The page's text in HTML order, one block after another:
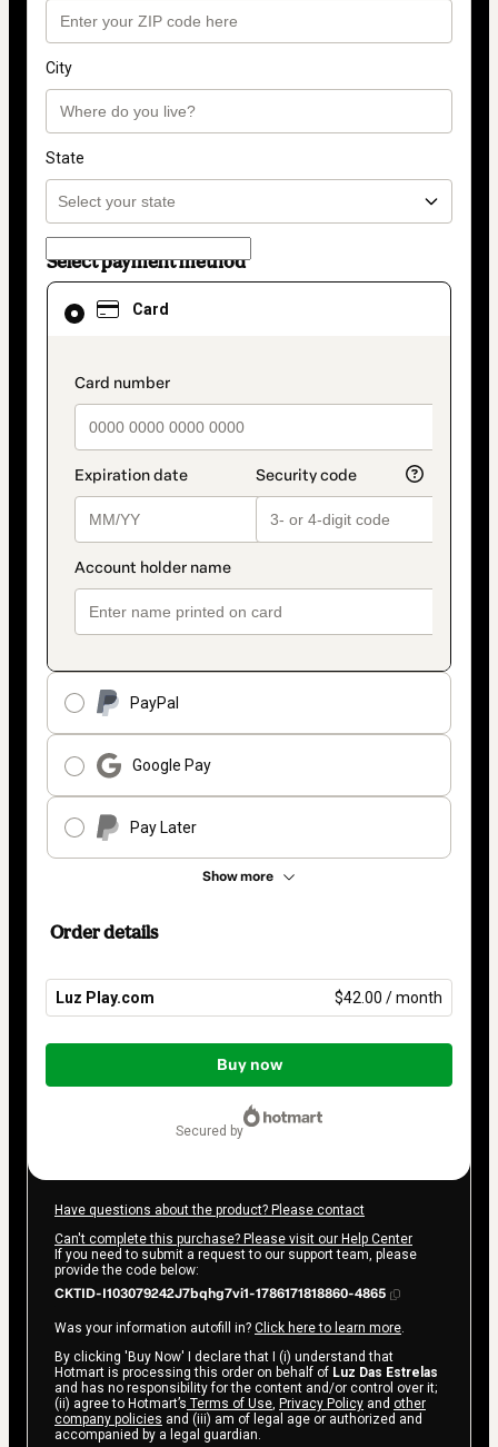
City
State
Select payment method
Card
payment_data.section_title_v2
PayPal
Google Pay
Pay Later
Show more
Card
selected
method
Order details
Luz Play.com $42.00 / month
Total
$42.00
Buy now
secured by
Have questions about the product? Please contact
Can't complete this purchase? Please visit our Help Center
If you need to submit a request to our support team, please
provide the code below:
CKTID-I103079242J7bqhg7vi1-1786171818860-4865
Was your information autofill in? Click here to learn more.
By clicking 'Buy Now' I declare that I (i) understand that
Hotmart is processing this order on behalf of Luz Das Estrelas
and has no responsibility for the content and/or control over it;
(ii) agree to Hotmart’s Terms of Use, Privacy Policy and other
company policies and (iii) am of legal age or authorized and
accompanied by a legal guardian.